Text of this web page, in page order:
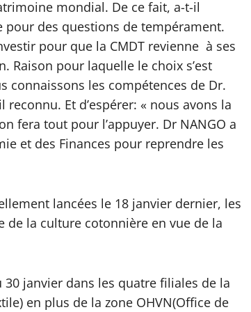
mondial. De ce fait, a-t-il
des questions de tempérament.
pour que la CMDT revienne à ses
Raison pour laquelle le choix s’est
connaissons les compétences de Dr.
Et d’espérer: « nous avons la
fera tout pour l’appuyer. Dr NANGO a
et des Finances pour reprendre les
lancées le 18 janvier dernier, les
la culture cotonnière en vue de la
janvier dans les quatre filiales de la
en plus de la zone OHVN(Office de